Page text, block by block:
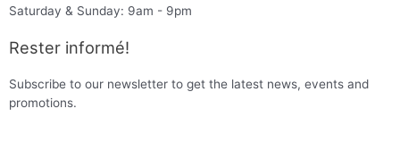
Saturday & Sunday: 9am - 9pm
Rester informé!
Subscribe to our newsletter to get the latest news, events and
promotions.